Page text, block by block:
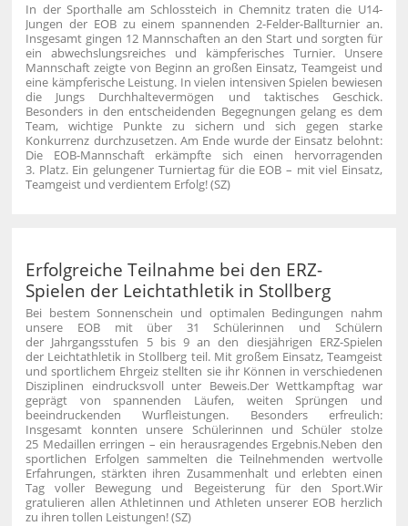
In der Sporthalle am Schlossteich in Chemnitz traten die U14-
Jungen der EOB zu einem spannenden 2-Felder-Ballturnier an.
Insgesamt gingen 12 Mannschaften an den Start und sorgten für
ein abwechslungsreiches und kämpferisches Turnier. Unsere
Mannschaft zeigte von Beginn an großen Einsatz, Teamgeist und
eine kämpferische Leistung. In vielen intensiven Spielen bewiesen
die Jungs Durchhaltevermögen und taktisches Geschick.
Besonders in den entscheidenden Begegnungen gelang es dem
Team, wichtige Punkte zu sichern und sich gegen starke
Konkurrenz durchzusetzen. Am Ende wurde der Einsatz belohnt:
Die EOB-Mannschaft erkämpfte sich einen hervorragenden
3. Platz. Ein gelungener Turniertag für die EOB – mit viel Einsatz,
Teamgeist und verdientem Erfolg! (SZ)
Erfolgreiche Teilnahme bei den ERZ-
Spielen der Leichtathletik in Stollberg
Bei bestem Sonnenschein und optimalen Bedingungen nahm
unsere EOB mit über 31 Schülerinnen und Schülern
der Jahrgangsstufen 5 bis 9 an den diesjährigen ERZ-Spielen
der Leichtathletik in Stollberg teil. Mit großem Einsatz, Teamgeist
und sportlichem Ehrgeiz stellten sie ihr Können in verschiedenen
Disziplinen eindrucksvoll unter Beweis.Der Wettkampftag war
geprägt von spannenden Läufen, weiten Sprüngen und
beeindruckenden Wurfleistungen. Besonders erfreulich:
Insgesamt konnten unsere Schülerinnen und Schüler stolze
25 Medaillen erringen – ein herausragendes Ergebnis.Neben den
sportlichen Erfolgen sammelten die Teilnehmenden wertvolle
Erfahrungen, stärkten ihren Zusammenhalt und erlebten einen
Tag voller Bewegung und Begeisterung für den Sport.Wir
gratulieren allen Athletinnen und Athleten unserer EOB herzlich
zu ihren tollen Leistungen! (SZ)